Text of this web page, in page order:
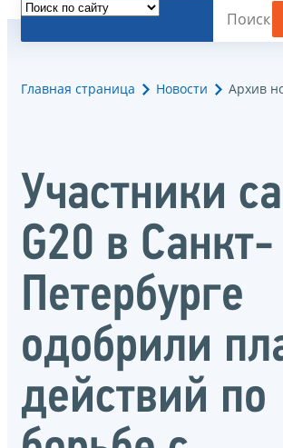
Главная страница Новости Архив
Участники
G20 в Санкт-
Петербурге
одобрили
действий по